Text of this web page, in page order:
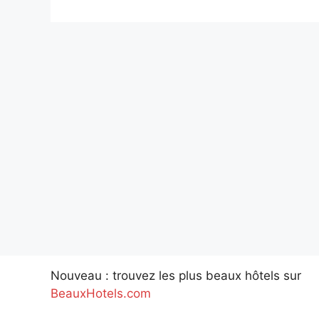
Nouveau : trouvez les plus beaux hôtels sur
BeauxHotels.com